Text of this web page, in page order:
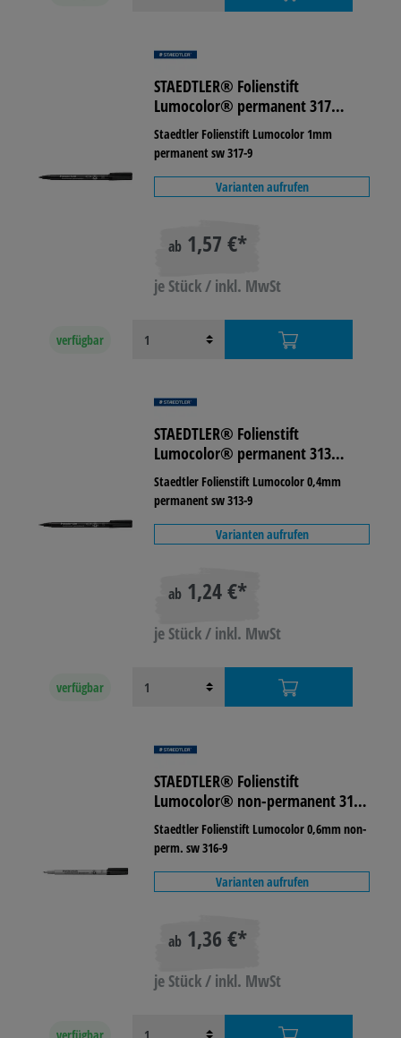
STAEDTLER® Folienstift
Lumocolor® permanent 317
lichtbeständig
Staedtler Folienstift Lumocolor 1mm
permanent sw 317-9
Varianten aufrufen
ab 1,57 €*
je Stück / inkl. MwSt
verfügbar
STAEDTLER® Folienstift
Lumocolor® permanent 313
lichtbeständig
Staedtler Folienstift Lumocolor 0,4mm
permanent sw 313-9
Varianten aufrufen
ab 1,24 €*
je Stück / inkl. MwSt
verfügbar
STAEDTLER® Folienstift
Lumocolor® non-permanent 316
lichtbeständig
Staedtler Folienstift Lumocolor 0,6mm non-
perm. sw 316-9
Varianten aufrufen
ab 1,36 €*
je Stück / inkl. MwSt
verfügbar